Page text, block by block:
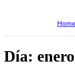
Día: